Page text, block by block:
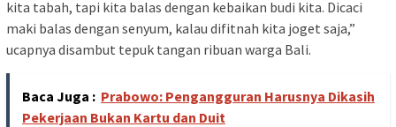
kita tabah, tapi kita balas dengan kebaikan budi kita. Dicaci
maki balas dengan senyum, kalau difitnah kita joget saja,”
ucapnya disambut tepuk tangan ribuan warga Bali.
Baca Juga : Prabowo: Pengangguran Harusnya Dikasih
Pekerjaan Bukan Kartu dan Duit